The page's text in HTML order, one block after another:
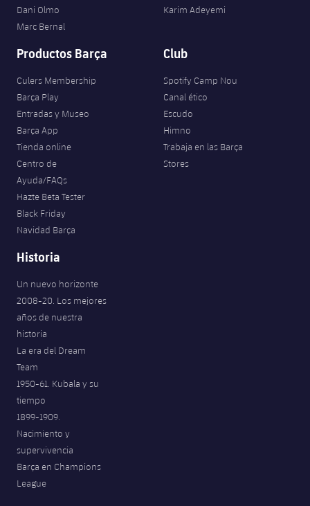
Dani Olmo
Marc Bernal
Karim Adeyemi
Productos Barça
Culers Membership
Barça Play
Entradas y Museo
Barça App
Tienda online
Centro de
Ayuda/FAQs
Hazte Beta Tester
Black Friday
Navidad Barça
Club
Spotify Camp Nou
Canal ético
Escudo
Himno
Trabaja en las Barça
Stores
Historia
Un nuevo horizonte
2008-20. Los mejores
años de nuestra
historia
La era del Dream
Team
1950-61. Kubala y su
tiempo
1899-1909.
Nacimiento y
supervivencia
Barça en Champions
League